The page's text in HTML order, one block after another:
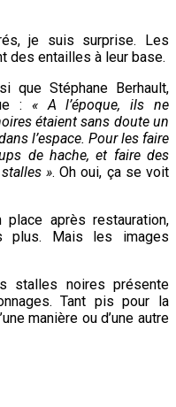
je suis surprise. Les
des entailles à leur base.
que Stéphane Berhault,
: « A l’époque, ils ne
étaient sans doute un
l’espace. Pour les faire
de hache, et faire des
». Oh oui, ça se voit
après restauration,
plus. Mais les images
stalles noires présente
Tant pis pour la
manière ou d’une autre